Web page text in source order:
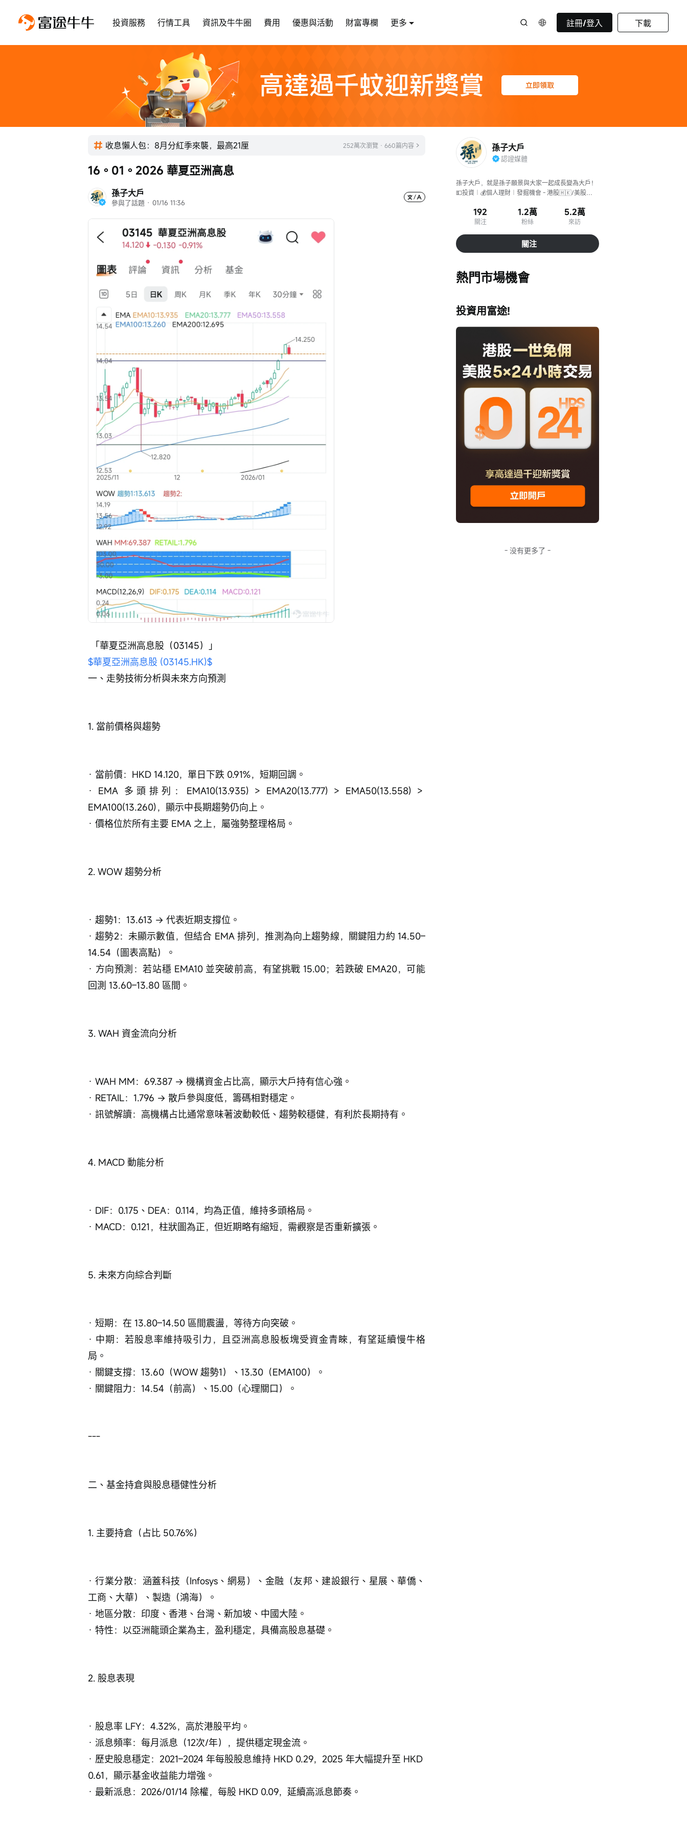
投資服務 行情工具 資訊及牛牛圈 費用 優惠與活動 財富專欄 更多 註冊/登入 下載
收息懶人包：8月分紅季來襲，最高21厘 252萬次瀏覽 · 660篇内容
孫子大戶
參與了話題 · 01/16 11:36
16。01。2026 華夏亞洲高息
「華夏亞洲高息股（03145）」
$華夏亞洲高息股 (03145.HK)$
一、走勢技術分析與未來方向預測
1. 當前價格與趨勢
· 當前價：HKD 14.120，單日下跌 0.91%，短期回調。
· EMA 多頭排列：EMA10(13.935) > EMA20(13.777) > EMA50(13.558) >
EMA100(13.260)，顯示中長期趨勢仍向上。
· 價格位於所有主要 EMA 之上，屬強勢整理格局。
2. WOW 趨勢分析
· 趨勢1：13.613 → 代表近期支撐位。
· 趨勢2：未顯示數值，但結合 EMA 排列，推測為向上趨勢線，關鍵阻力約 14.50–
14.54（圖表高點）。
· 方向預測：若站穩 EMA10 並突破前高，有望挑戰 15.00；若跌破 EMA20，可能
回測 13.60–13.80 區間。
3. WAH 資金流向分析
· WAH MM：69.387 → 機構資金占比高，顯示大戶持有信心強。
· RETAIL：1.796 → 散戶參與度低，籌碼相對穩定。
· 訊號解讀：高機構占比通常意味著波動較低、趨勢較穩健，有利於長期持有。
4. MACD 動能分析
· DIF：0.175、DEA：0.114，均為正值，維持多頭格局。
· MACD：0.121，柱狀圖為正，但近期略有縮短，需觀察是否重新擴張。
5. 未來方向綜合判斷
· 短期：在 13.80–14.50 區間震盪，等待方向突破。
· 中期：若股息率維持吸引力，且亞洲高息股板塊受資金青睞，有望延續慢牛格
局。
· 關鍵支撐：13.60（WOW 趨勢1）、13.30（EMA100）。
· 關鍵阻力：14.54（前高）、15.00（心理關口）。
---
二、基金持倉與股息穩健性分析
1. 主要持倉（占比 50.76%）
· 行業分散：涵蓋科技（Infosys、網易）、金融（友邦、建設銀行、星展、華僑、
工商、大華）、製造（鴻海）。
· 地區分散：印度、香港、台灣、新加坡、中國大陸。
· 特性：以亞洲龍頭企業為主，盈利穩定，具備高股息基礎。
2. 股息表現
· 股息率 LFY：4.32%，高於港股平均。
· 派息頻率：每月派息（12次/年），提供穩定現金流。
· 歷史股息穩定：2021–2024 年每股股息維持 HKD 0.29，2025 年大幅提升至 HKD
0.61，顯示基金收益能力增強。
· 最新派息：2026/01/14 除權，每股 HKD 0.09，延續高派息節奏。
孫子大戶
認證媒體
孫子大戶，就是孫子願景與大家一起成長變為大戶！
💵投資︱💰個人理財︱發掘機會 - 港股🇭🇰/美股
192
關注
1.2萬
粉絲
5.2萬
來訪
關注
熱門市場機會
投資用富途!
- 没有更多了 -